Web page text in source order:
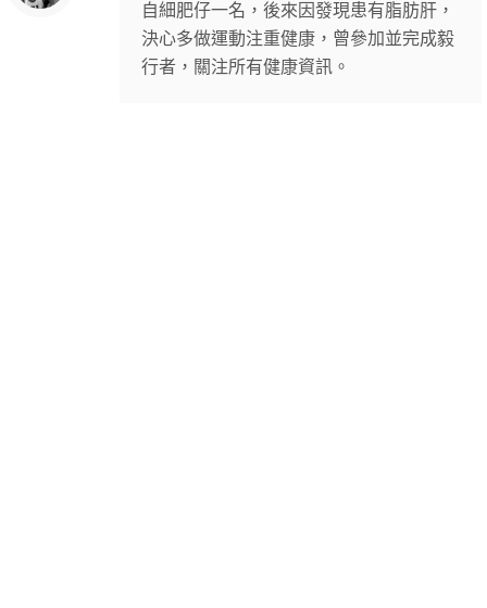
自細肥仔一名，後來因發現患有脂肪肝，
決心多做運動注重健康，曾參加並完成毅
行者，關注所有健康資訊。